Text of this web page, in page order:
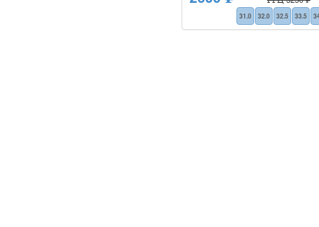
31.0 32.0 32.5 33.5